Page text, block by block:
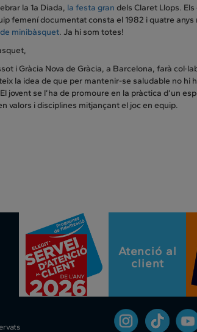
la 1a Diada, la festa gran dels Claret Llops.
femení documentat consta el 1982 i quatre anys
minibàsquet. Ja hi som totes!
i Gràcia Nova de Gràcia, a Barcelona, farà
la idea de que per mantenir-se saludable no hi
se l’ha de promoure en la pràctica d’un
valors i disciplines mitjançant el joc en equip.
Atenció al
client